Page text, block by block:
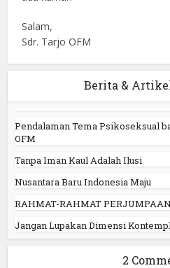
Salam,
Sdr. Tarjo OFM
Berita &
Pendalaman Tema Psikoseksual
OFM
Tanpa Iman Kaul Adalah Ilusi
Nusantara Baru Indonesia Maju
RAHMAT-RAHMAT
Jangan Lupakan Dimensi
2